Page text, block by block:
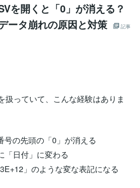
を開くと「0」が消える？
ータ崩れの原因と対策
記事
扱っていて、こんな経験はありま
号の先頭の「0」が消える
「日付」に変わる
」のような変な表記になる